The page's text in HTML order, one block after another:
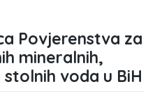
Povjerenstva za
mineralnih,
voda u BiH